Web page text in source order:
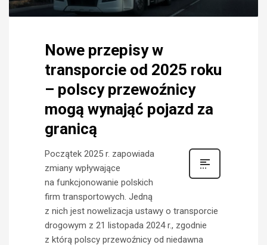
Nowe przepisy w
transporcie od 2025 roku
– polscy przewoźnicy
mogą wynająć pojazd za
granicą
Początek 2025 r. zapowiada
zmiany wpływające
na funkcjonowanie polskich
firm transportowych. Jedną
z nich jest nowelizacja ustawy o transporcie
drogowym z 21 listopada 2024 r., zgodnie
z którą polscy przewoźnicy od niedawna